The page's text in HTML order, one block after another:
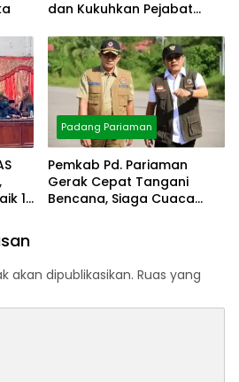
dan Kukuhkan Pejabat
15
Padang Pariaman
Pemkab Pd. Pariaman
Gerak Cepat Tangani
Bencana, Siaga Cuaca
akan dipublikasikan. Ruas yang